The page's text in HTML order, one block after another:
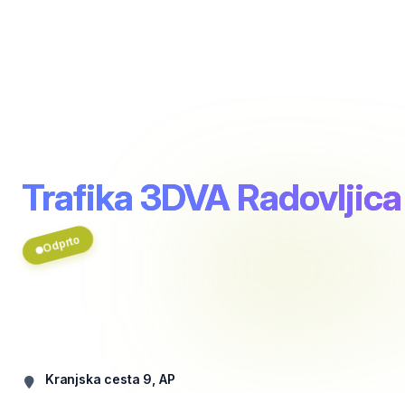
Trafika 3DVA Radovljica
Odprto
Kranjska cesta 9, AP